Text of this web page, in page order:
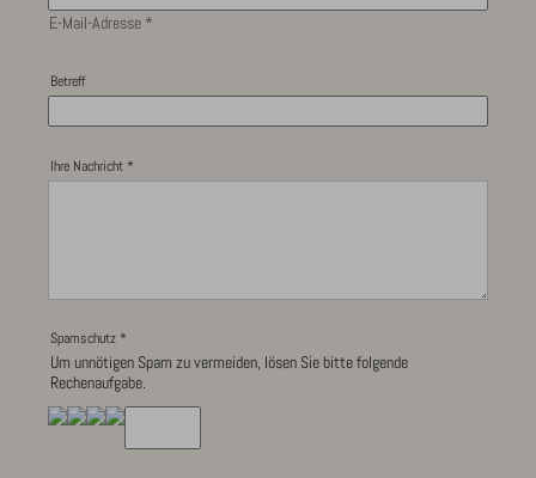
E-Mail-Adresse *
Betreff
Ihre Nachricht*
Spamschutz*
Um unnötigen Spam zu vermeiden, lösen Sie bitte folgende
Rechenaufgabe.